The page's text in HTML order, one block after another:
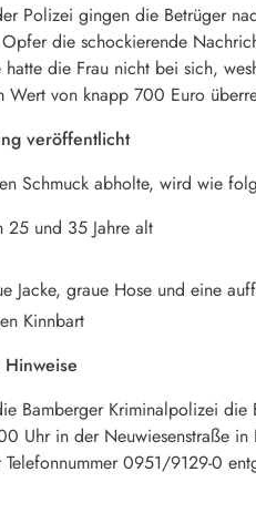
Polizei gingen die Betrüger
die schockierende
hatte die Frau nicht bei sich,
Wert von knapp 700 Euro
veröffentlicht
Schmuck abholte, wird wie
25 und 35 Jahre alt
Jacke, graue Hose und eine
Kinnbart
Bamberger Kriminalpolizei
Uhr in der Neuwiesenstraße
0951/9129-0